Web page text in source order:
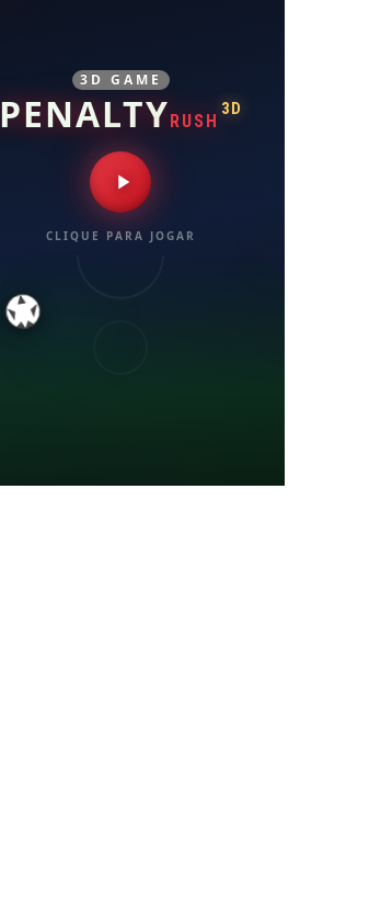
3D GAME
PENALTYRUSH
3D
CLIQUE PARA JOGAR